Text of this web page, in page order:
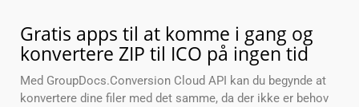
Gratis apps til at komme i gang og
konvertere ZIP til ICO på ingen tid
Med GroupDocs.Conversion Cloud API kan du begynde at
konvertere dine filer med det samme, da der ikke er behov